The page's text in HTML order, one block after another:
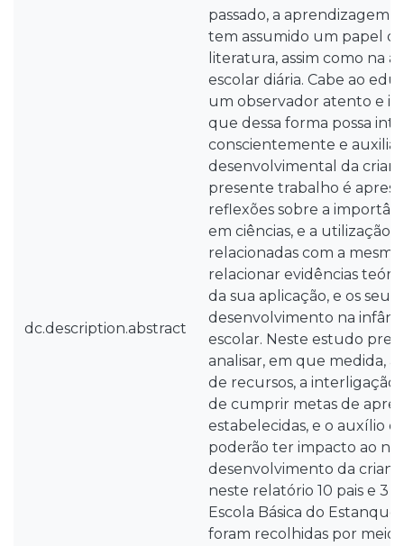
dc.description.abstract
passado, a aprendizagem
tem assumido um papel
literatura, assim como na
escolar diária. Cabe ao
um observador atento e
que dessa forma possa
conscientemente e
desenvolvimental da
presente trabalho é
reflexões sobre a
em ciências, e a utilização
relacionadas com a
relacionar evidências
da sua aplicação, e os seus
desenvolvimento na
escolar. Neste estudo
analisar, em que medida,
de recursos, a interligação
de cumprir metas de
estabelecidas, e o auxílio
poderão ter impacto ao
desenvolvimento da
neste relatório 10 pais e 3
Escola Básica do
foram recolhidas por meio